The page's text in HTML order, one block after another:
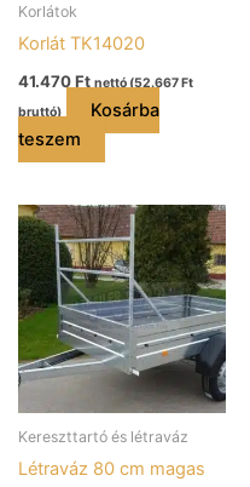
Korlátok
Korlát TK14020
41.470Ft nettó (52.667Ft
bruttó)
Kosárba
teszem
Kereszttartó és létraváz
Létraváz 80 cm magas